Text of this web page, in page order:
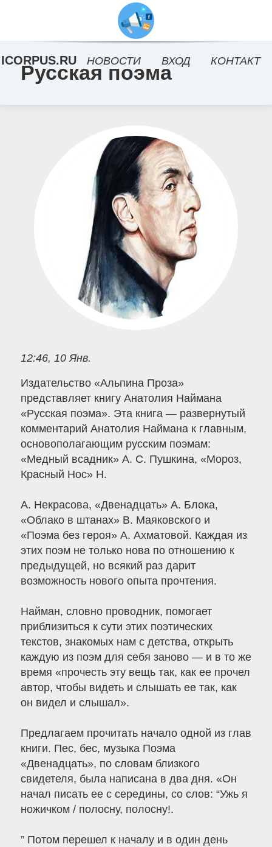
Русская поэма
12:46, 10 Янв.
Издательство «Альпина Проза»
представляет книгу Анатолия Наймана
«Русская поэма». Эта книга — развернутый
комментарий Анатолия Наймана к главным,
основополагающим русским поэмам:
«Медный всадник» А. С. Пушкина, «Мороз,
Красный Нос» Н.
А. Некрасова, «Двенадцать» А. Блока,
«Облако в штанах» В. Маяковского и
«Поэма без героя» А. Ахматовой. Каждая из
этих поэм не только нова по отношению к
предыдущей, но всякий раз дарит
возможность нового опыта прочтения.
Найман, словно проводник, помогает
приблизиться к сути этих поэтических
текстов, знакомых нам с детства, открыть
каждую из поэм для себя заново — и в то же
время «прочесть эту вещь так, как ее прочел
автор, чтобы видеть и слышать ее так, как
он видел и слышал».
Предлагаем прочитать начало одной из глав
книги. Пес, бес, музыка Поэма
«Двенадцать», по словам близкого
свидетеля, была написана в два дня. «Он
начал писать ее с середины, со слов: “Ужь я
ножичком / полосну, полосну!.
” Потом перешел к началу и в один день
ICORPUS.RU НОВОСТИ ВХОД КОНТАКТ